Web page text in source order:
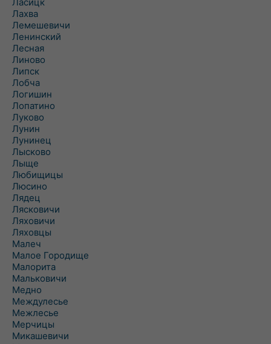
Лахва
Лемешевичи
Ленинский
Лесная
Линово
Липск
Лобча
Логишин
Лопатино
Луково
Лунин
Лунинец
Лысково
Лыще
Любищицы
Люсино
Лядец
Лясковичи
Ляховичи
Ляховцы
Малеч
Малое Городище
Малорита
Мальковичи
Медно
Междулесье
Межлесье
Мерчицы
Микашевичи